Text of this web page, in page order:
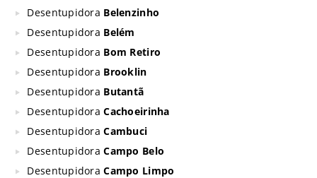
Desentupidora Belenzinho
Desentupidora Belém
Desentupidora Bom Retiro
Desentupidora Brooklin
Desentupidora Butantã
DesentupidoraCachoeirinha
DesentupidoraCambuci
DesentupidoraCampo Belo
DesentupidoraCampo Limpo